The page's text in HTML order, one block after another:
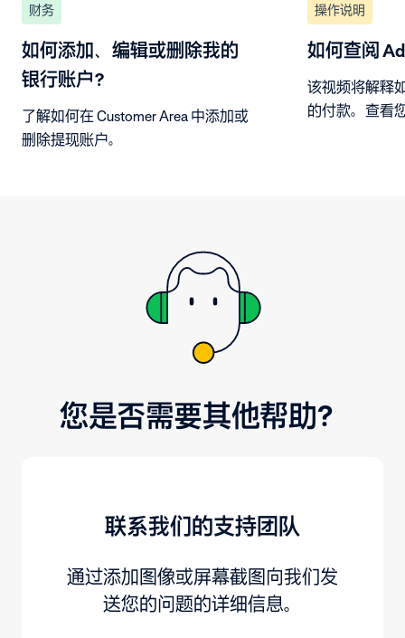
财务
如何添加、编辑或删除我的
银行账户？
了解如何在 Customer Area 中添加或
删除提现账户。
操作说明
如何查阅
该视频将解释
的付款。查看
您是否需要其他帮助？
联系我们的支持团队
通过添加图像或屏幕截图向我们发
送您的问题的详细信息。